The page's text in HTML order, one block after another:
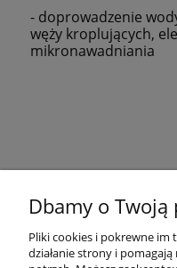
- doprowadzenie
węży kroplujących,
mikronawadniania
Dbamy o
Pliki cookies i pokrewne
działanie strony i